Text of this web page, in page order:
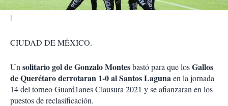
CIUDAD DE MÉXICO.
Un solitario gol de Gonzalo Montesbastó para que losGallos
de Querétaro derrotaran 1-0 al Santos Lagunaen la jornada
14 del torneo Guard1anes Clausura 2021 y se afianzaran en los
puestos de reclasificación.